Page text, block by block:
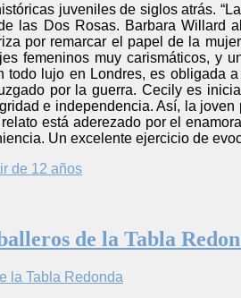
juveniles de siglos atrás.
las Dos Rosas. Barbara Willard
por remarcar el papel de la
femeninos muy carismáticos, y
todo lujo en Londres, es obligada
por la guerra. Cecily es
e independencia. Así, la
está aderezado por el
Un excelente ejercicio de
de 12 años
de la Tabla